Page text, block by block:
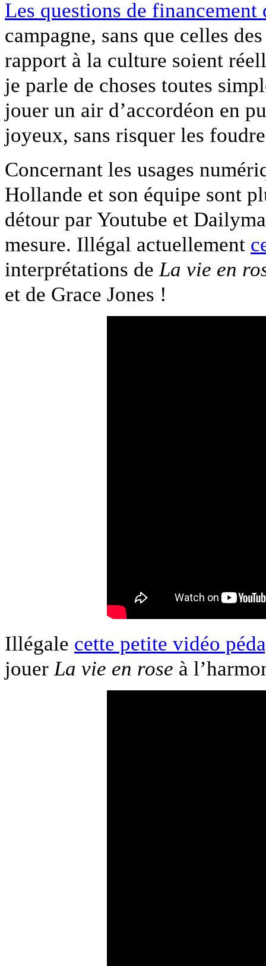
Les questions de financement
campagne, sans que celles
rapport à la culture soient
je parle de choses toutes
jouer un air d’accordéon en
joyeux, sans risquer les
Concernant les usages
Hollande et son équipe sont
détour par Youtube et
mesure. Illégal actuellement
interprétations deLa vie en
et de Grace Jones !
Illégale cette petite vidéo
jouerLa vie en rose à